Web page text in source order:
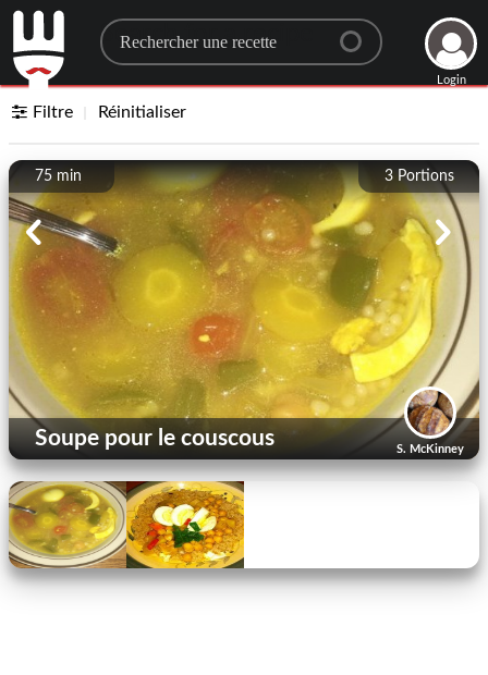
Search for a recipe
Login
Filtre Réinitialiser
3 Portions
75 min
S. McKinney
Soupe pour le couscous